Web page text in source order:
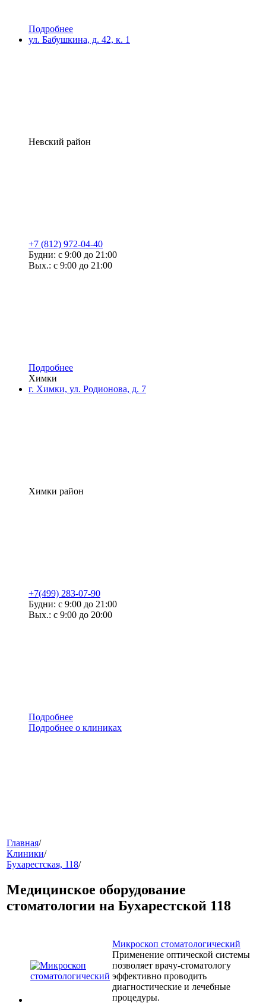
Подробнее
ул. Бабушкина, д. 42, к. 1
Невский район
+7 (812) 972-04-40
Будни: с 9:00 до 21:00
Вых.: с 9:00 до 21:00
Подробнее
Химки
г. Химки, ул. Родионова, д. 7
Химки район
+7(499) 283-07-90
Будни: с 9:00 до 21:00
Вых.: с 9:00 до 20:00
Подробнее
Подробнее о клиниках
меню
Главная/
Клиники/
Бухарестская, 118/
Медицинское оборудование
стоматологии на Бухарестской 118
Микроскоп стоматологический
Применение оптической системы
позволяет врачу-стоматологу
эффективно проводить
диагностические и лечебные
процедуры.